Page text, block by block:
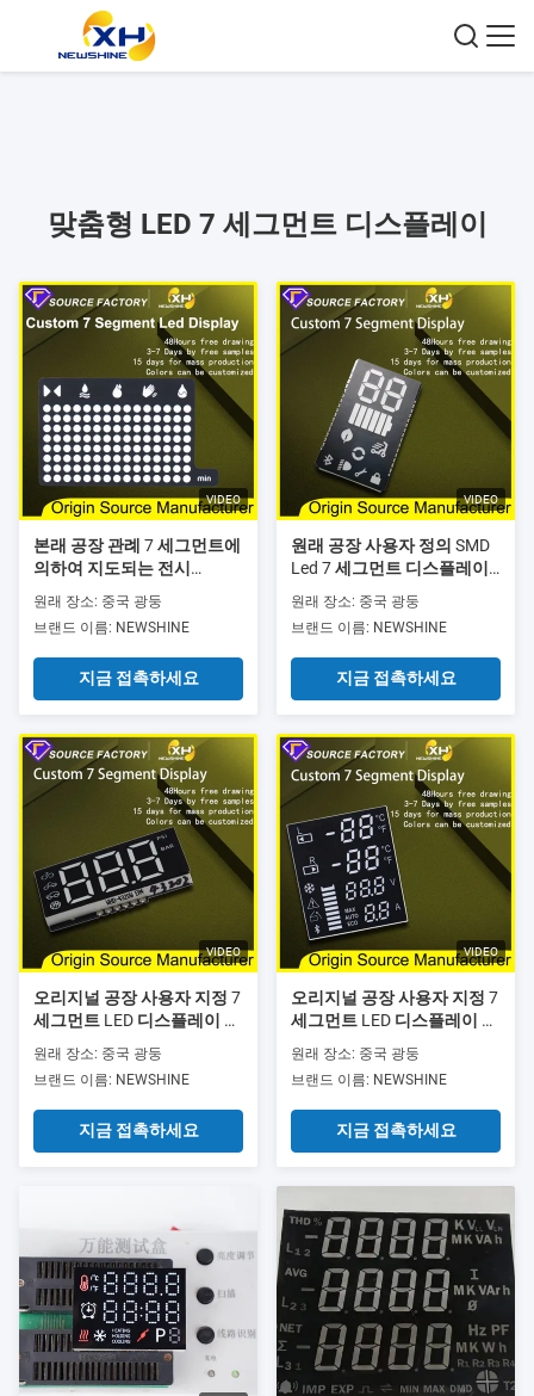
맞춤형 LED 7 세그먼트 디스플레이
VIDEO
본래 공장 관례 7 세그먼트에
의하여 지도되는 전시
7 세그먼트 관례에 의하여 지
도되는 전시 풀 컬러는 어머
니 & 아기 제품을 위해 지도
된 7 세그먼트를 주문을 받아
서 만들었습니다
원래 장소: 중국 광둥
브랜드 이름: NEWSHINE
지금 접촉하세요
VIDEO
원래 공장 사용자 정의 SMD
Led 7 세그먼트 디스플레이
사용자 정의 Led 디스플레이
풀 컬러 SMT 사용자 정의 7
세그먼트 Led 실내 사용
원래 장소: 중국 광둥
브랜드 이름: NEWSHINE
지금 접촉하세요
VIDEO
오리지널 공장 사용자 지정 7
세그먼트 LED 디스플레이 아
프 7 세그먼트 사용자 지정
LED 디스플레이 전체 색상
사용자 지정 7 세그먼트 LED
실내 사용
원래 장소: 중국 광둥
브랜드 이름: NEWSHINE
지금 접촉하세요
VIDEO
오리지널 공장 사용자 지정 7
세그먼트 LED 디스플레이 아
사용자 지정 LED 디스플레이
풀 컬러 사용자 지정 7 세그
먼트 LED 실내 사용
원래 장소: 중국 광둥
브랜드 이름: NEWSHINE
지금 접촉하세요